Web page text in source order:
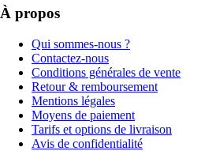
À propos
Qui sommes-nous ?
Contactez-nous
Conditions générales de vente
Retour & remboursement
Mentions légales
Moyens de paiement
Tarifs et options de livraison
Avis de confidentialité